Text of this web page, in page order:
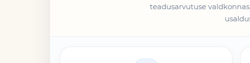
teadusarvutuse